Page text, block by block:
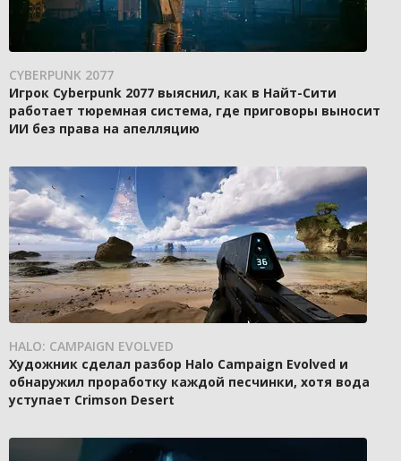
CYBERPUNK 2077
Игрок Cyberpunk 2077 выяснил, как в Найт-Сити
работает тюремная система, где приговоры выносит
ИИ без права на апелляцию
HALO: CAMPAIGN EVOLVED
Художник сделал разбор Halo Campaign Evolved и
обнаружил проработку каждой песчинки, хотя вода
уступает Crimson Desert